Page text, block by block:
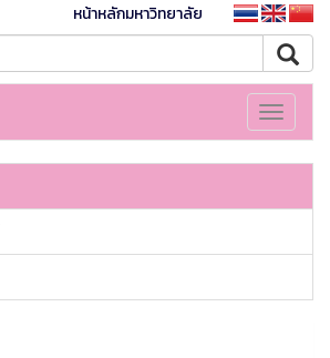
หน้าหลักมหาวิทยาลัย
Toggle